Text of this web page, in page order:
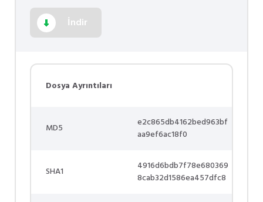
İndir
Dosya Ayrıntıları
MD5
e2c865db4162bed963bf
aa9ef6ac18f0
SHA1
4916d6bdb7f78e680369
8cab32d1586ea457dfc8